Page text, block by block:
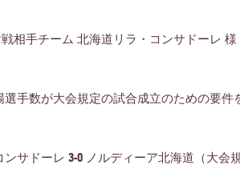
相手チーム 北海道リラ・コンサドーレ 様
選手数が大会規定の試合成立のための要件
サドーレ 3-0 ノルディーア北海道（大会